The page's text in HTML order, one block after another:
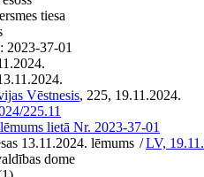
tiesa
2023-37-01
Vēstnesis, 225, 19.11.2024.
225.11
lietā Nr. 2023-37-01
13.11.2024. lēmums /LV,
dome